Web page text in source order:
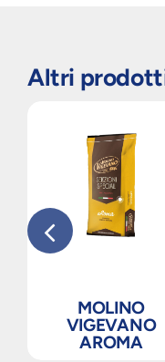
Altri
MOLINO
VIGEVANO
AROMA